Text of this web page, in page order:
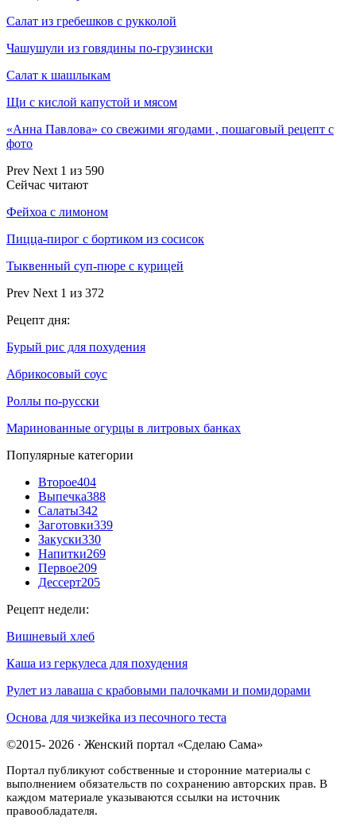
Салат из гребешков с рукколой
Чашушули из говядины по-грузински
Салат к шашлыкам
Щи с кислой капустой и мясом
«Анна Павлова» со свежими ягодами , пошаговый рецепт с
фото
Prev Next 1 из 590
Сейчас читают
Фейхоа с лимоном
Пицца-пирог с бортиком из сосисок
Тыквенный суп-пюре с курицей
Prev Next 1 из 372
Рецепт дня:
Бурый рис для похудения
Абрикосовый соус
Роллы по-русски
Маринованные огурцы в литровых банках
Популярные категории
Второе404
Выпечка388
Салаты342
Заготовки339
Закуски330
Напитки269
Первое209
Дессерт205
Рецепт недели:
Вишневый хлеб
Каша из геркулеса для похудения
Рулет из лаваша с крабовыми палочками и помидорами
Основа для чизкейка из песочного теста
©2015- 2026 · Женский портал «Сделаю Сама»
Портал публикуют собственные и сторонние материалы с
выполнением обязательств по сохранению авторских прав. В
каждом материале указываются ссылки на источник
правообладателя.